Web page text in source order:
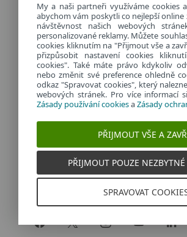
Máte na srdci něco, co byste nám
vám zde něco chybí?
Napište nám na
marketing@eset.cz
Zásady používání cookies
Zásady ochrany osobních údajů
Spravovat cookies
Classic 7 Business Park, Jankovcova
170 00 Praha 7, Česká republika
IČ: 26467593
My a naši partneři využíváme cookies
abychom vám poskytli co nejlepší online
návštěvnost našich webových
personalizované reklamy. Můžete
cookies kliknutím na "Přijmout vše a
přizpůsobit nastavení cookies
cookies". Také máte právo kdykoliv
nebo změnit své preference ohledně
odkaz "Spravovat cookies", který
webových stránek. Pro více informací
Zásady používání cookiesaZásady
PŘIJMOUT VŠE A
PŘIJMOUT POUZE
SPRAVOVAT